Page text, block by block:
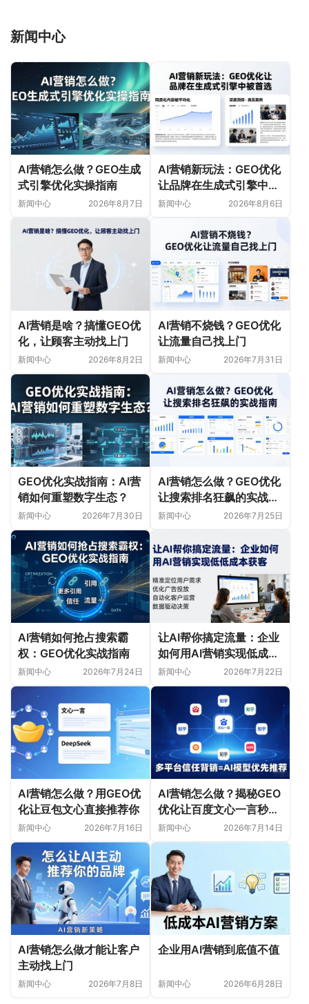
新闻中心
AI营销怎么做？GEO生成
式引擎优化实操指南
新闻中心 2026年8月7日
AI营销新玩法：GEO优化
让品牌在生成式引擎中被
首选
新闻中心 2026年8月6日
AI营销是啥？搞懂GEO优
化，让顾客主动找上门
新闻中心 2026年8月2日
AI营销不烧钱？GEO优化
让流量自己找上门
新闻中心 2026年7月31日
GEO优化实战指南：AI营
销如何重塑数字生态？
新闻中心 2026年7月30日
AI营销怎么做？GEO优化
让搜索排名狂飙的实战指
南
新闻中心 2026年7月25日
AI营销如何抢占搜索霸
权：GEO优化实战指南
新闻中心 2026年7月24日
让AI帮你搞定流量：企业
如何用AI营销实现低成本
获客
新闻中心 2026年7月22日
AI营销怎么做？用GEO优
化让豆包文心直接推荐你
新闻中心 2026年7月16日
AI营销怎么做？揭秘GEO
优化让百度文心一言秒推
你的品牌
新闻中心 2026年7月14日
AI营销怎么做才能让客户
主动找上门
新闻中心 2026年7月8日
企业用AI营销到底值不值
新闻中心 2026年6月28日